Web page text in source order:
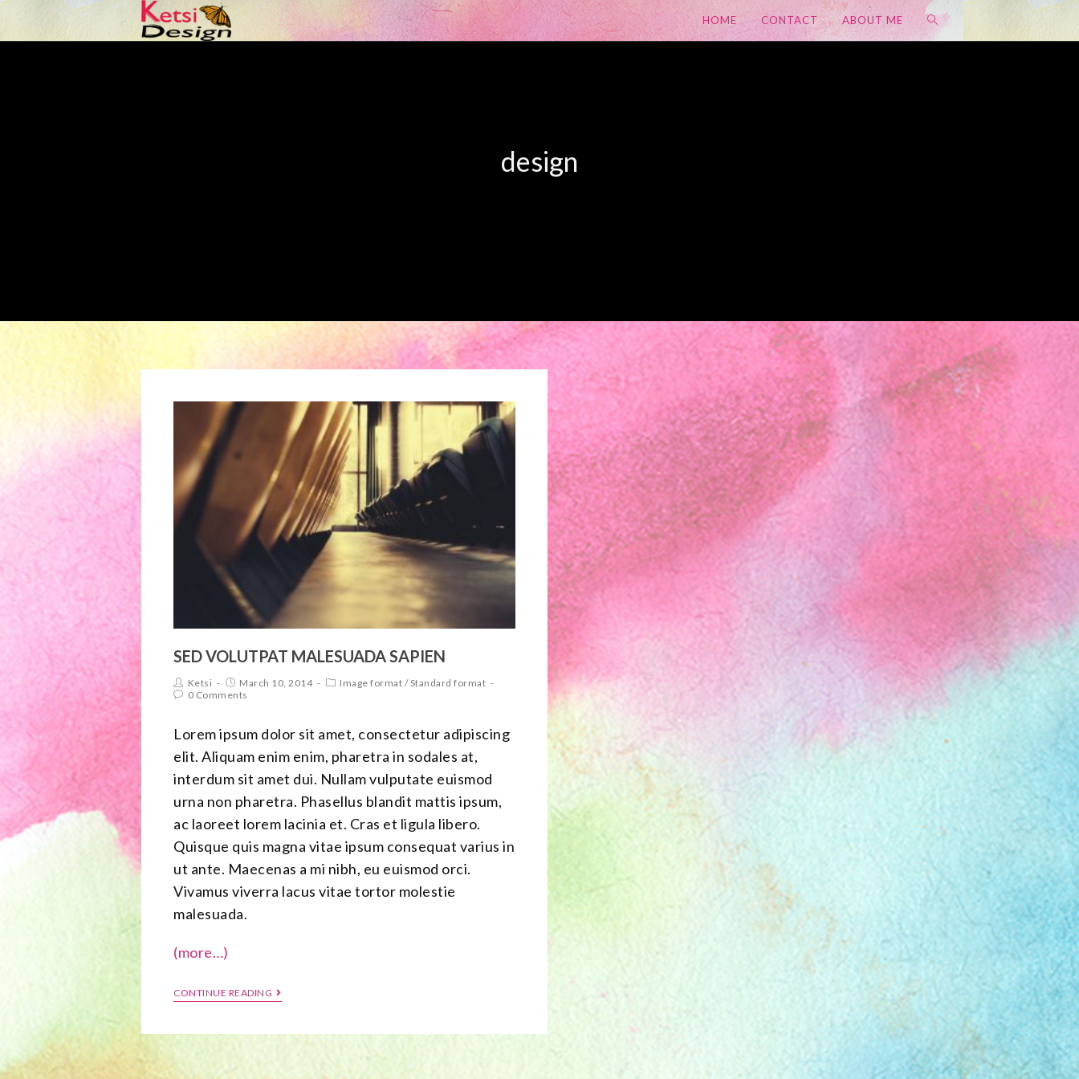
HOME CONTACT ABOUT ME
design
SED VOLUTPAT MALESUADA SAPIEN
Ketsi March 10, 2014 Image format /Standard format
0 Comments
Lorem ipsum dolor sit amet, consectetur adipiscing
elit. Aliquam enim enim, pharetra in sodales at,
interdum sit amet dui. Nullam vulputate euismod
urna non pharetra. Phasellus blandit mattis ipsum,
ac laoreet lorem lacinia et. Cras et ligula libero.
Quisque quis magna vitae ipsum consequat varius in
ut ante. Maecenas a mi nibh, eu euismod orci.
Vivamus viverra lacus vitae tortor molestie
malesuada.
(more…)
CONTINUE READING